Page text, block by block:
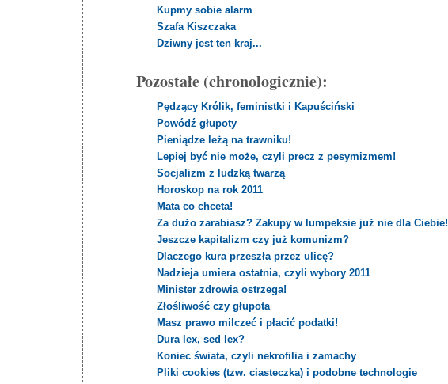
Kupmy sobie alarm
Szafa Kiszczaka
Dziwny jest ten kraj...
Pozostałe (chronologicznie):
Pędzący Królik, feministki i Kapuściński
Powódź głupoty
Pieniądze leżą na trawniku!
Lepiej być nie może, czyli precz z pesymizmem!
Socjalizm z ludzką twarzą
Horoskop na rok 2011
Mata co chceta!
Za dużo zarabiasz? Zakupy w lumpeksie już nie dla Ciebie!
Jeszcze kapitalizm czy już komunizm?
Dlaczego kura przeszła przez ulicę?
Nadzieja umiera ostatnia, czyli wybory 2011
Minister zdrowia ostrzega!
Złośliwość czy głupota
Masz prawo milczeć i płacić podatki!
Dura lex, sed lex?
Koniec świata, czyli nekrofilia i zamachy
Pliki cookies (tzw. ciasteczka) i podobne technologie